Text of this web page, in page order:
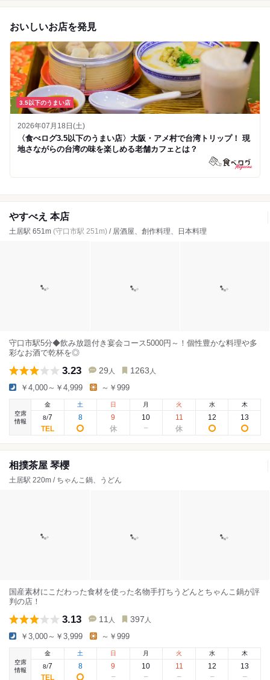
おいしいお店を発見
3.5以下のうまい店
2026年07月18日(土)
〈食べログ3.5以下のうまい店〉大阪・アメ村で台湾トリップ！ 現
地さながらの台湾の味を楽しめる老舗カフェとは？
やすべえ 本店
土居駅 651m (守口市駅 251m) / 居酒屋、創作料理、日本料理
守口市駅5分◆飲み放題付き宴会コース5000円～！個性豊かな料理や多
彩なお酒で乾杯を◎
3.23 29 人 1263 人
￥4,000～￥4,999 ～￥999
空席
情報
金
8/7
土
8
日
9
月
10
火
11
水
12
木
13
相撲茶屋 琴櫻
土居駅 220m / ちゃんこ鍋、うどん
国産素材にこだわった食材を使った名物手打ちうどんとちゃんこ鍋が評
判の店！
3.13 11 人 397 人
￥3,000～￥3,999 ～￥999
空席
情報
金
8/7
土
8
日
9
月
10
火
11
水
12
木
13